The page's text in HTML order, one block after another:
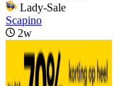
Lady-Sale
Scapino
2w